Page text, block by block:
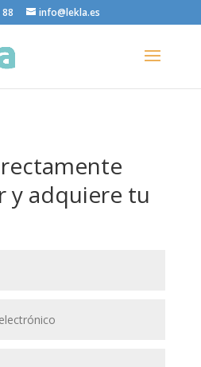
info@lekla.es
y adquiere tu